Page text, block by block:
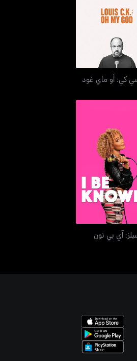
سي كي: أو ماي غود
كي: أو ماي غود
سيلز: آي بي نون
آي بي نون